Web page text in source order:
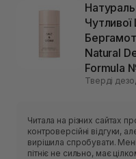
Natural
Formula
Тверді
Читала на різних сайтах
контроверсійні відгуки,
вирішила спробувати. Мені дуже сподобався. Тим, хто
пітніє не сильно, має